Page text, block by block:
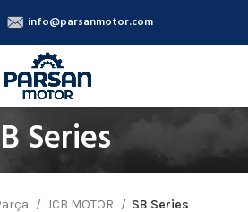
Series
JCB MOTOR SB Series
info@parsanmotor.com